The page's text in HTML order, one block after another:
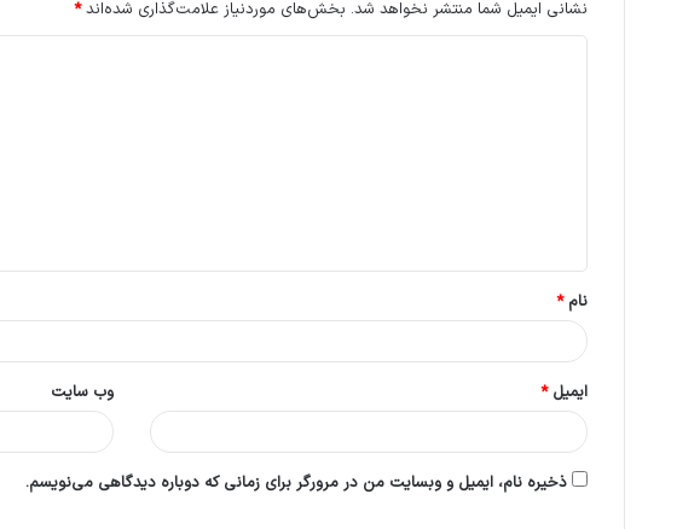
نشانی ایمیل شما منتشر نخواهد شد. بخش‌های موردنیاز علامت‌گذاری شده‌اند*
*
نام*
ایمیل* وب‌ سایت
ذخیره نام، ایمیل و وبسایت من در مرورگر برای زمانی که دوباره دیدگاهی می‌نویسم.